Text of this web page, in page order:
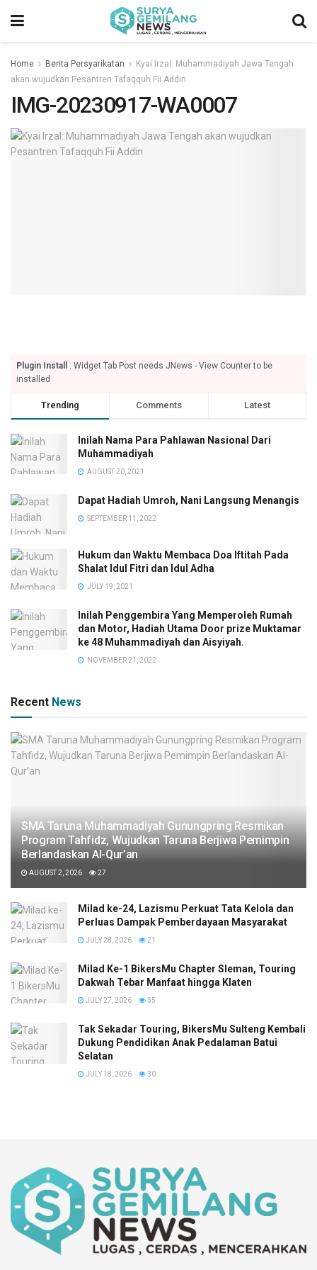
Home Berita Persyarikatan
Kyai Irzal: Muhammadiyah Jawa Tengah
akan wujudkan Pesantren Tafaqquh Fii Addin
IMG-20230917-WA0007
Plugin Install
: Widget Tab Post needs JNews - View Counter to be
installed
Trending Comments Latest
Inilah Nama Para Pahlawan Nasional Dari
Muhammadiyah
AUGUST 20, 2021
Dapat Hadiah Umroh, Nani Langsung Menangis
SEPTEMBER 11, 2022
Hukum dan Waktu Membaca Doa Iftitah Pada
Shalat Idul Fitri dan Idul Adha
JULY 19, 2021
Inilah Penggembira Yang Memperoleh Rumah
dan Motor, Hadiah Utama Door prize Muktamar
ke 48 Muhammadiyah dan Aisyiyah.
NOVEMBER 21, 2022
Recent News
SMA Taruna Muhammadiyah Gunungpring Resmikan
Program Tahfidz, Wujudkan Taruna Berjiwa Pemimpin
Berlandaskan Al-Qur’an
AUGUST 2, 2026 27
Milad ke-24, Lazismu Perkuat Tata Kelola dan
Perluas Dampak Pemberdayaan Masyarakat
JULY 28, 2026 21
Milad Ke-1 BikersMu Chapter Sleman, Touring
Dakwah Tebar Manfaat hingga Klaten
JULY 27, 2026 35
Tak Sekadar Touring, BikersMu Sulteng Kembali
Dukung Pendidikan Anak Pedalaman Batui
Selatan
JULY 18, 2026 30